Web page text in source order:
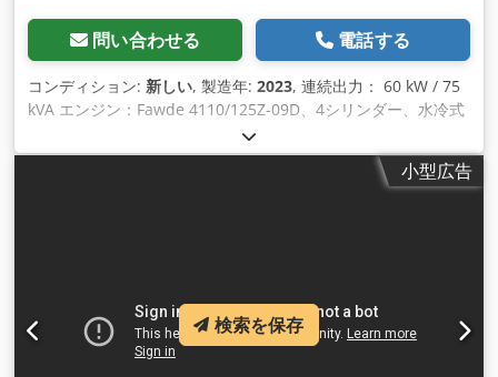
問い合わせる 電話する
コンディション: 新しい, 製造年: 2023, 連続出力： 60 kW / 75
kVA エンジン：Fawde 4110/125Z-09D、4シリンダー、水冷式
接続： 1x32A, 1x64A 1x220V ソケットまたはサーキットブレ
ーカー、オプションで125Aソケット 周波数： 50 Hz 電圧:
400/230 V 電子速度制御、AVR、バッテリー充電器、プレヒー
小型広告
検索を保存